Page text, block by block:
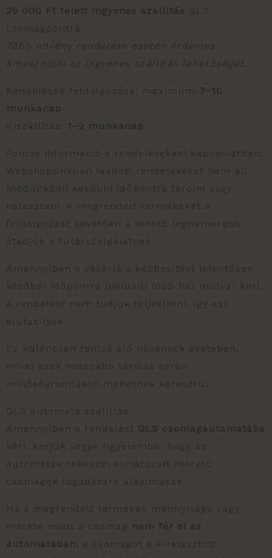
25 000 Ft felett ingyenes szállítás GLS
csomagpontra
Több növény rendelése esetén érdemes
kihasználni az ingyenes szállítás lehetőségét.
Rendelések feldolgozása: maximum 7–10
munkanap
Kiszállítás: 1–2 munkanap
Fontos információ a rendelésekkel kapcsolatban:
Webshopunkban leadott rendeléseket nem áll
módunkban későbbi időpontra tárolni vagy
halasztani. A megrendelt termékeket a
feldolgozást követően a lehető leghamarabb
átadjuk a futárszolgálatnak.
Amennyiben a vásárló a kézbesítést jelentősen
későbbi időpontra (például több hét múlva) kéri,
a rendelést nem tudjuk teljesíteni, így azt
elutasítjuk.
Ez különösen fontos élő növények esetében,
mivel azok hosszabb tárolás során
minőségromláson mehetnek keresztül.
GLS automata szállítás
Amennyiben a rendelést GLS csomagautomatába
kéri, kérjük vegye figyelembe, hogy az
automaták rekeszei korlátozott méretű
csomagok fogadására alkalmasak.
Ha a megrendelt termékek mennyisége vagy
mérete miatt a csomag nem fér el az
automatában , a csomagot a kiválasztott